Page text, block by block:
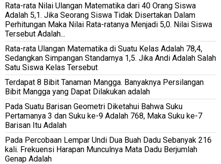
Rata-rata Nilai Ulangan Matematika dari 40 Orang Siswa
Adalah 5,1. Jika Seorang Siswa Tidak Disertakan Dalam
Perhitungan Maka Nilai Rata-ratanya Menjadi 5,0. Nilai Siswa
Tersebut Adalah...
Rata-rata Ulangan Matematika di Suatu Kelas Adalah 78,4,
Sedangkan Simpangan Standarnya 1,5. Jika Andi Adalah Salah
Satu Siswa Kelas Tersebut
Terdapat 8 Bibit Tanaman Mangga. Banyaknya Persilangan
Bibit Mangga yang Dapat Dilakukan adalah
Pada Suatu Barisan Geometri Diketahui Bahwa Suku
Pertamanya 3 dan Suku ke-9 Adalah 768, Maka Suku ke-7
Barisan Itu Adalah
Pada Percobaan Lempar Undi Dua Buah Dadu Sebanyak 216
kali. Frekuensi Harapan Munculnya Mata Dadu Berjumlah
Genap Adalah